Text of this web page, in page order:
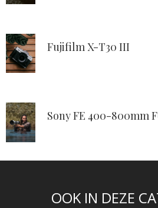
Fujifilm X-T30 III
Sony FE 400-800mm
OOK IN DEZE